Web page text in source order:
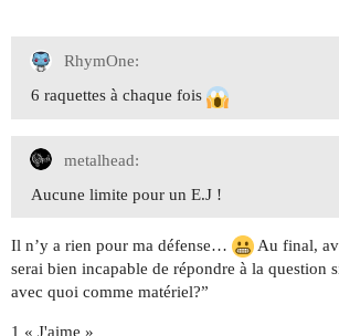
RhymOne:
6 raquettes à chaque fois
metalhead:
Aucune limite pour un E.J !
Il n’y a rien pour ma défense…
Au final,
serai bien incapable de répondre à la question
avec quoi comme matériel?”
1 « J'aime »